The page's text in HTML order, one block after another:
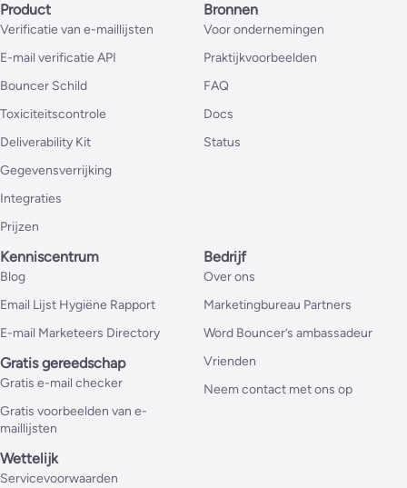
Product
Verificatie van e-maillijsten
E-mail verificatie API
Bouncer Schild
Toxiciteitscontrole
Deliverability Kit
Gegevensverrijking
Integraties
Prijzen
Bronnen
Voor ondernemingen
Praktijkvoorbeelden
FAQ
Docs
Status
Kenniscentrum
Blog
Email Lijst Hygiëne Rapport
E-mail Marketeers Directory
Gratis gereedschap
Gratis e-mail checker
Gratis voorbeelden van e-
maillijsten
Bedrijf
Over ons
Marketingbureau Partners
Word Bouncer’s ambassadeur
Vrienden
Neem contact met ons op
Wettelijk
Servicevoorwaarden